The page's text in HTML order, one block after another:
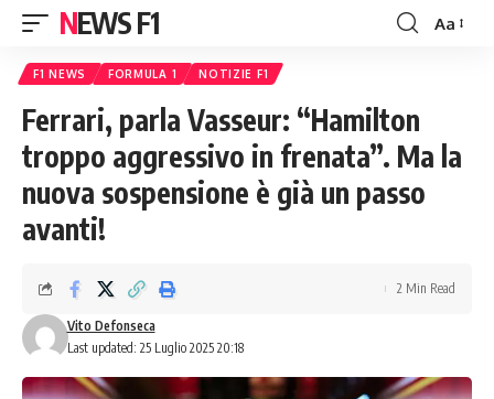
NEWS F1
Font
Aa
F1 NEWS FORMULA 1 NOTIZIE F1
Ferrari, parla Vasseur: “Hamilton
troppo aggressivo in frenata”. Ma la
nuova sospensione è già un passo
avanti!
Last updated: 25 Luglio 2025 20:18
Vito Defonseca
2 Min Read